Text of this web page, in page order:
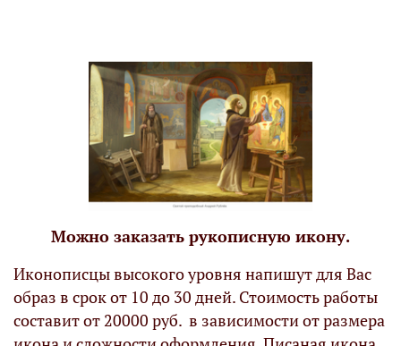
Можно заказать рукописную икону.
Иконописцы высокого уровня напишут для Вас
образ в срок от 10 до 30 дней. Стоимость работы
составит от 20000 руб. в зависимости от размера